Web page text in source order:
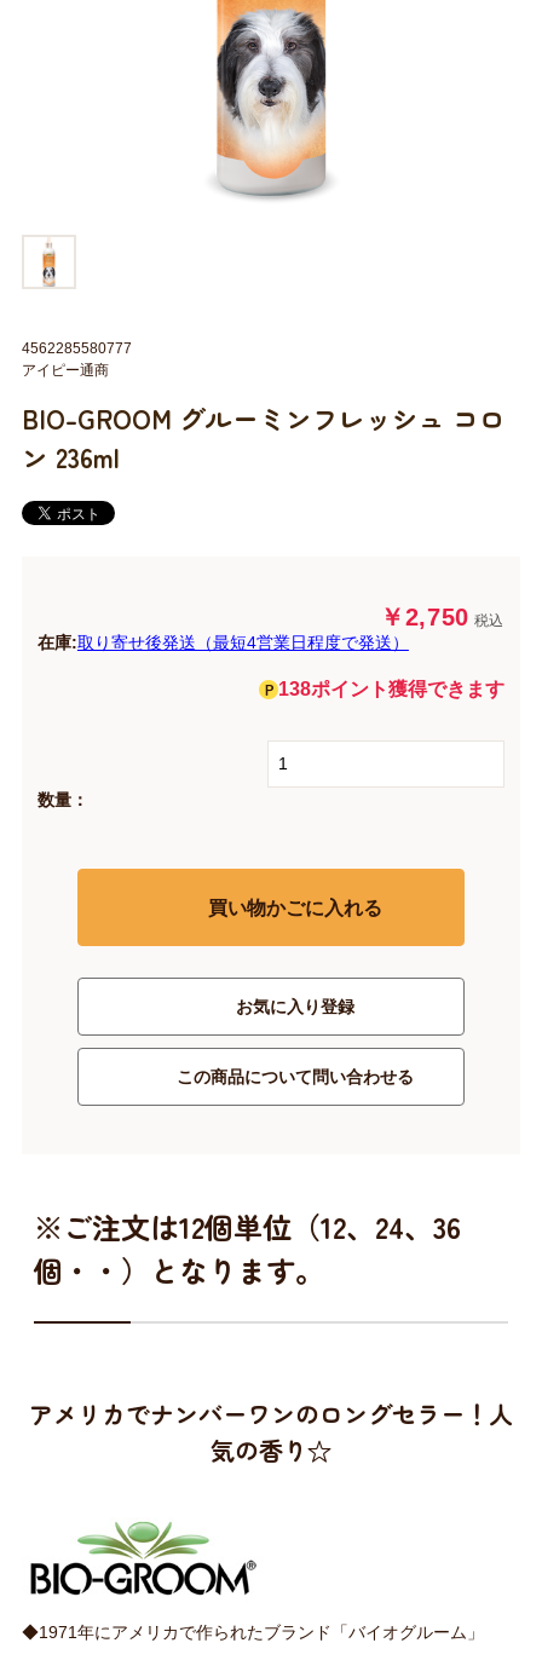
BIO-GROOM グルーミンフレッシュ コロ
ン 236ml
￥2,750 税込
在庫:取り寄せ後発送（最短4営業日程度で発送）
138ポイント獲得できます
数量：
買い物かごに入れる
お気に入り登録
この商品について問い合わせる
4562285580777
アイピー通商
※ご注文は12個単位（12、24、36
個・・）となります。
アメリカでナンバーワンのロングセラー！人
気の香り☆
◆1971年にアメリカで作られたブランド「バイオグルーム」